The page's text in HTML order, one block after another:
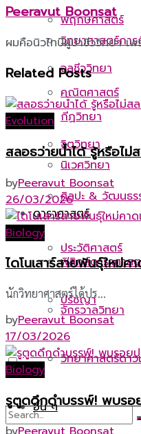
วิทยาศาสตร์กา
คณิตศาสตร์
จิตวิทยา
ศิลปะ & วัฒนธร
ประวัติศาสตร์
ปรัชญา
พฤกษศาสตร์
จุลชีววิทยา
กีฏวิทยา
นิเวศวิทยา
ดาราศาสตร์
ฟิสิกส์ดาราศาส
จักรวาลวิทยา
วิทยาศาสตร์ดาว
อื่น ๆ
Peeravut Boonsat
ผมคือนิวไทป์ผู้บ้าชีววิทยา เพ
Related Posts
Evolution
สลอธว่ายน้ำได้ รู้หรือไม่
byPeeravut Boonsat
26/03/2026
Biology
ไดโนเสาร์สายพันธุ์ใหม่
นักวิทยาศาสตร์ได้ปร...
byPeeravut Boonsat
17/03/2026
Biology
รูตูดดึกดำบรรพ์! พบรอย